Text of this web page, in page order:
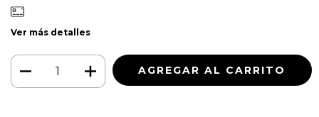
Ver más detalles